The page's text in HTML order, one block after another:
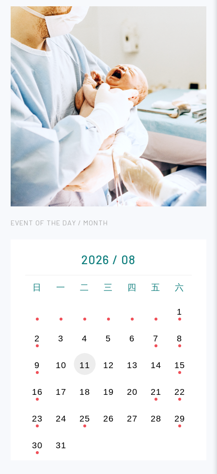
線上列印收據流程說明
2020.04.06 學會會務
本網站建議以Firefox或Google Chrome等瀏覽器瀏覽。
2026.06.03 學會會務
6/7 (日) 上午【2026 AT (America-Taiwan) Joint Conference】
相關視訊及簽到連結
EVENT OF THE DAY / MONTH
2026 / 08
日 一 二 三 四 五 六
1
2 3 4 5 6 7 8
9 10 11 12 13 14 15
16 17 18 19 20 21 22
23 24 25 26 27 28 29
30 31